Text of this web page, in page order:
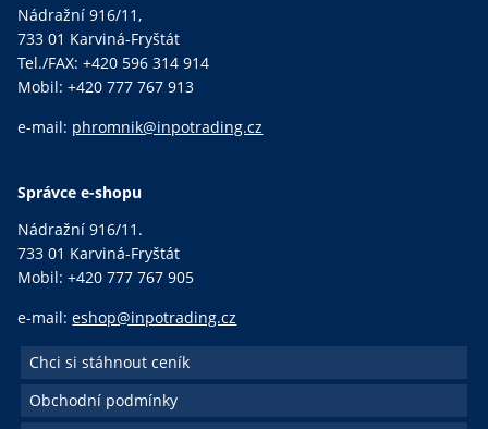
Nádražní 916/11,
733 01 Karviná-Fryštát
Tel./FAX: +420 596 314 914
Mobil: +420 777 767 913
e-mail: phromnik@inpotrading.cz
Správce e-shopu
Nádražní 916/11.
733 01 Karviná-Fryštát
Mobil: +420 777 767 905
e-mail:eshop@inpotrading.cz
Chci si stáhnout ceník
Obchodní podmínky